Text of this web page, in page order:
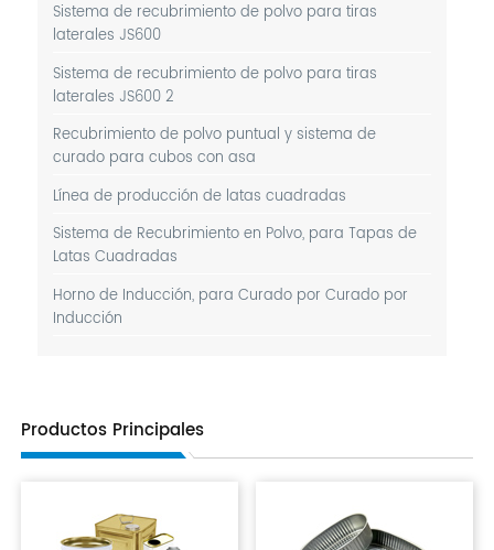
Sistema de recubrimiento de polvo para tiras
laterales JS600
Sistema de recubrimiento de polvo para tiras
laterales JS600 2
Recubrimiento de polvo puntual y sistema de
curado para cubos con asa
Línea de producción de latas cuadradas
Sistema de Recubrimiento en Polvo, para Tapas de
Latas Cuadradas
Horno de Inducción, para Curado por Curado por
Inducción
Productos Principales